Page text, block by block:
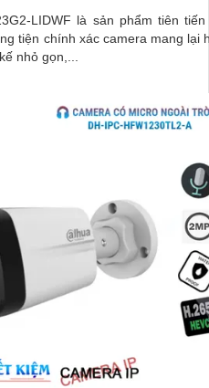
LIDWF là sản phẩm tiên
tiện chính xác camera mang lại
nhỏ gọn,...